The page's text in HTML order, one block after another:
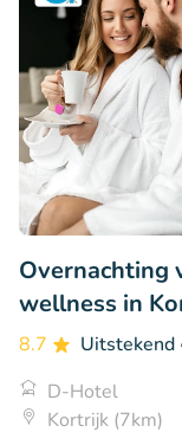
Overnachting
wellness in
8.7 Uitstekend
D-Hotel
Kortrijk (7km)